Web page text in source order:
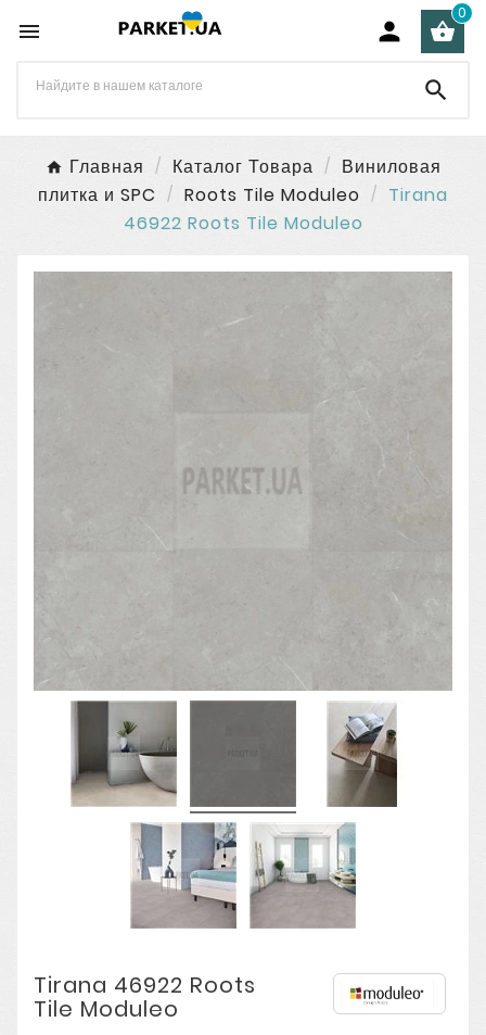
  
0

Главная Каталог Товара
Виниловая
плитка и SPC
Roots Tile Moduleo
Tirana
46922 Roots Tile Moduleo
Tirana 46922 Roots
Tile Moduleo